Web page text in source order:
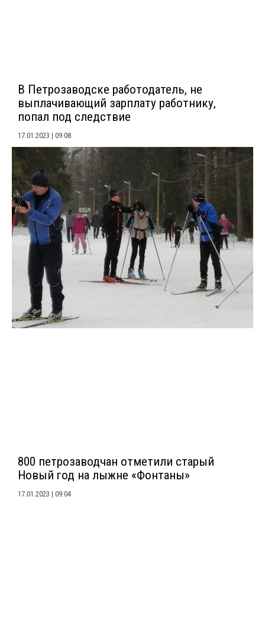
В Петрозаводске работодатель, не
выплачивающий зарплату работнику,
попал под следствие
17.01.2023 09:08
800 петрозаводчан отметили старый
Новый год на лыжне «Фонтаны»
17.01.2023 09:04